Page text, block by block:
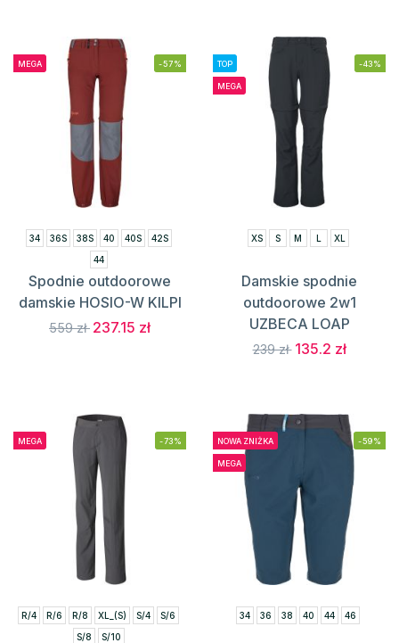
MEGA -57%
34 36S 38S 40 40S
42S
44
Spodnie outdoorowe
damskie HOSIO-W KILPI
559 zł 237.15 zł
TOP
MEGA
-43%
XS S M L XL
Damskie spodnie
outdoorowe 2w1
UZBECA LOAP
239 zł 135.2 zł
MEGA -73%
R/4 R/6 R/8 XL_(S) S/4
S/6
S/8
S/10
NOWA ZNIŻKA
MEGA
-59%
34 36 38 40 44 46